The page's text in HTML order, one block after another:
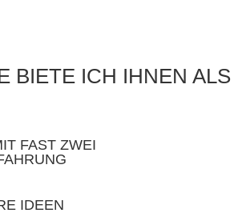
BIETE ICH IHNEN
FAST ZWEI
IDEEN